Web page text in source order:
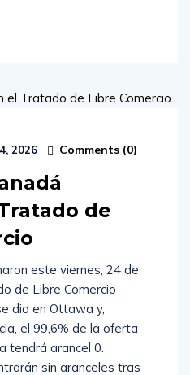
2026 Comments (0)
de
este viernes, 24 de
de Libre Comercio
dio en Ottawa y,
el 99,6% de la oferta
tendrá arancel 0.
sin aranceles tras